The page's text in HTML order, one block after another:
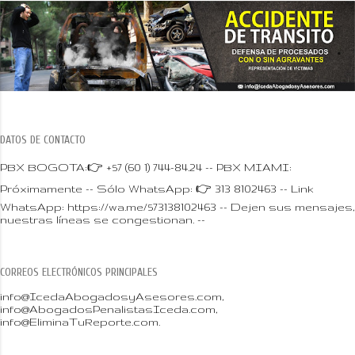
DATOS DE CONTACTO
PBX BOGOTA:👉 +57 (60 1) 744-84.24 -- PBX MIAMI:
Próximamente -- Sólo WhatsApp: 👉 313 8102463 -- Link
WhatsApp: https://wa.me/573138102463 -- Dejen sus mensajes,
nuestras líneas se congestionan. --
CORREOS ELECTRÓNICOS PRINCIPALES
info@IcedaAbogadosyAsesores.com,
info@AbogadosPenalistasIceda.com,
info@EliminaTuReporte.com.